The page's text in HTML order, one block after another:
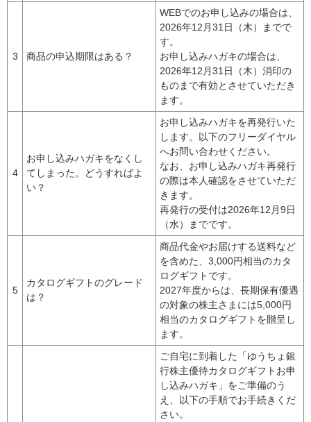
3 商品の申込期限はある？
WEBでのお申し込みの場合は、
2026年12月31日（木）までで
す。
お申し込みハガキの場合は、
2026年12月31日（木）消印の
ものまで有効とさせていただき
ます。
4
お申し込みハガキをなくし
てしまった。どうすればよ
い？
お申し込みハガキを再発行いた
します。以下のフリーダイヤル
へお問い合わせください。
なお、お申し込みハガキ再発行
の際は本人確認をさせていただ
きます。
再発行の受付は2026年12月9日
（水）までです。
5
カタログギフトのグレード
は？
商品代金やお届けする送料など
を含めた、3,000円相当のカタ
ログギフトです。
2027年度からは、長期保有優遇
の対象の株主さまには5,000円
相当のカタログギフトを贈呈し
ます。
ご自宅に到着した「ゆうちょ銀
行株主優待カタログギフトお申
し込みハガキ」をご準備のう
え、以下の手順でお手続きくだ
さい。